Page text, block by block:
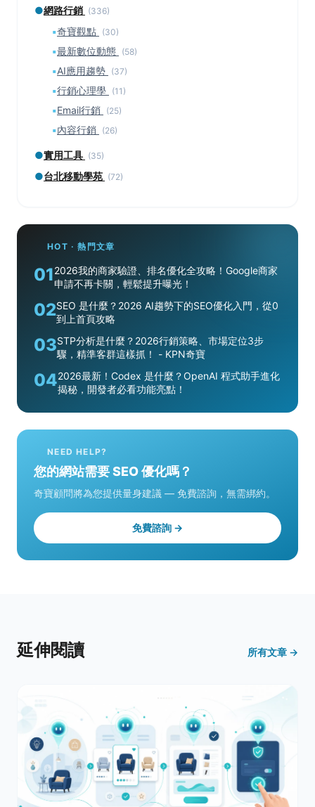
●網路行銷 (336)
▪奇寶觀點 (30)
▪最新數位動態 (58)
▪AI應用趨勢 (37)
▪行銷心理學 (11)
▪Email行銷 (25)
▪內容行銷 (26)
●實用工具 (35)
●台北移動學苑 (72)
HOT · 熱門文章
012026我的商家驗證、排名優化全攻略！Google商家
申請不再卡關，輕鬆提升曝光！
02SEO 是什麼？2026 AI趨勢下的SEO優化入門，從0
到上首頁攻略
03STP分析是什麼？2026行銷策略、市場定位3步
驟，精準客群這樣抓！ - KPN奇寶
042026最新！Codex 是什麼？OpenAI 程式助手進化
揭秘，開發者必看功能亮點！
NEED HELP?
您的網站需要 SEO 優化嗎？
奇寶顧問將為您提供量身建議 — 免費諮詢，無需綁約。
免費諮詢 →
延伸閱讀 所有文章 →